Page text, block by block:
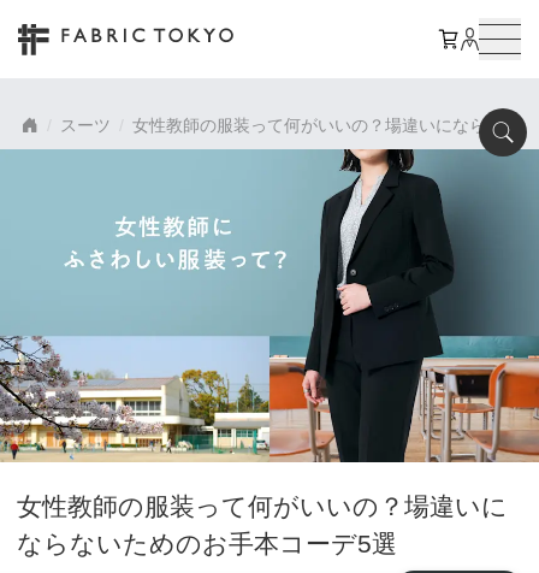
スーツ 女性教師の服装って何がいいの？場違いにならない
女性教師の服装って何がいいの？場違いに
ならないためのお手本コーデ5選